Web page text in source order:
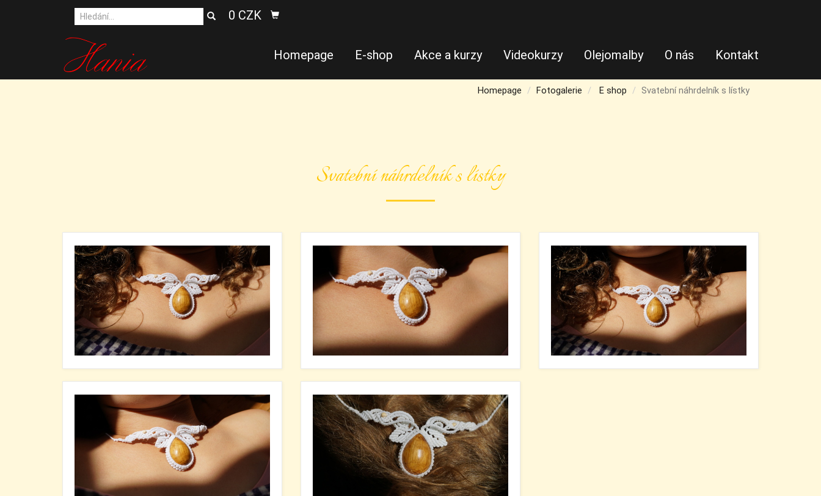
0 CZK
Homepage E-shop Akce a kurzy Videokurzy Olejomalby O nás Kontakt
Homepage Fotogalerie E shop Svatební náhrdelník s lístky
Svatební náhrdelník s lístky